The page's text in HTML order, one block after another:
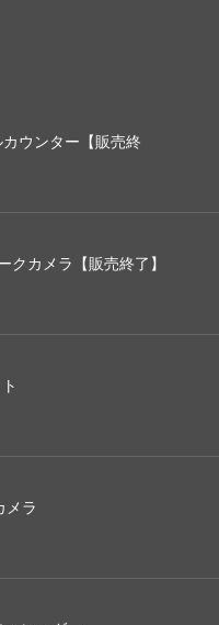
ウンター【販売終
クカメラ【販売終了】
メラ